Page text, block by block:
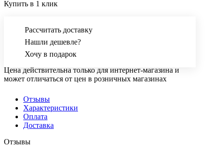
Купить в 1 клик
Рассчитать доставку
Нашли дешевле?
Хочу в подарок
Цена действительна только для интернет-магазина и
может отличаться от цен в розничных магазинах
Отзывы
Характеристики
Оплата
Доставка
Отзывы